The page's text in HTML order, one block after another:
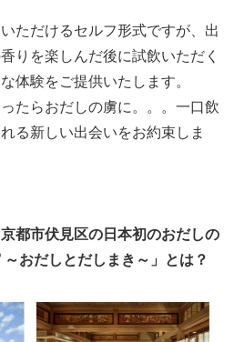
ただけるセルフ形式ですが、出
りを楽しんだ後に試飲いただく
体験をご提供いたします。
たらおだしの虜に。。。一口飲
る新しい出会いをお約束しま
都市伏見区の日本初のおだしの
おだしとだしまき～」とは？